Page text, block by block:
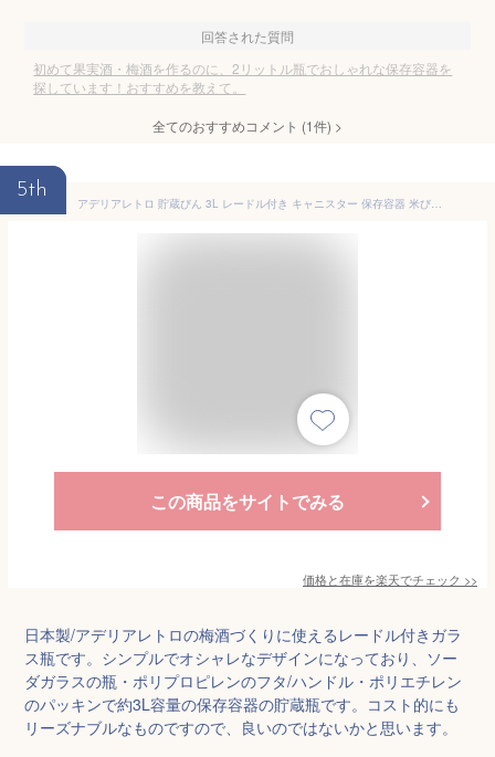
回答された質問
初めて果実酒・梅酒を作るのに、2リットル瓶でおしゃれな保存容器を
探しています！おすすめを教えて。
全てのおすすめコメント (1件) >
5th
アデリアレトロ 貯蔵びん 3L レードル付き キャニスター 保存容器 米びつ 梅酒瓶 果実酒 びん ガラス瓶 日本製 3リットル 丸型 持ち手付き カンロ杓子 花柄 昭和 レトロ アデリア 瓶 かわいい おしゃれ 花まわし アリス 石塚硝子
この商品をサイトでみる
価格と在庫を楽天でチェック >>
日本製/アデリアレトロの梅酒づくりに使えるレードル付きガラ
ス瓶です。シンプルでオシャレなデザインになっており、ソー
ダガラスの瓶・ポリプロピレンのフタ/ハンドル・ポリエチレン
のパッキンで約3L容量の保存容器の貯蔵瓶です。コスト的にも
リーズナブルなものですので、良いのではないかと思います。